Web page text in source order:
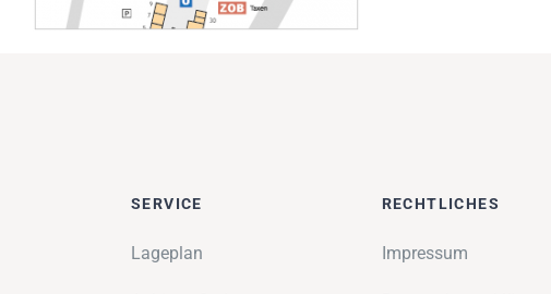
SERVICE
Lageplan
RECHTLICHES
Impressum